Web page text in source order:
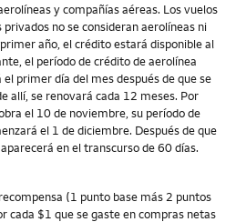
y compañías aéreas. Los vuelos
no se consideran aerolíneas ni
año, el crédito estará disponible al
el período de crédito de aerolínea
primer día del mes después de que se
allí, se renovará cada 12 meses. Por
el 10 de noviembre, su período de
el 1 de diciembre. Después de que
en el transcurso de 60 días.
(1 punto base más 2 puntos
cada $1 que se gaste en compras netas